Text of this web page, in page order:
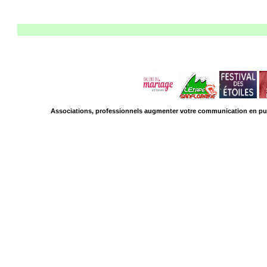
Associations, professionnels augmenter votre communication en